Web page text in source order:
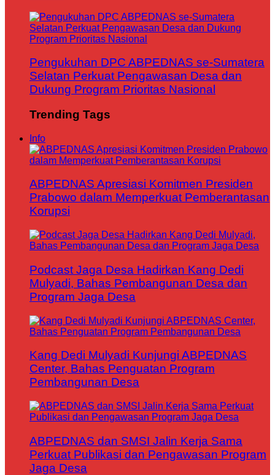
Pengukuhan DPC ABPEDNAS se-Sumatera
Selatan Perkuat Pengawasan Desa dan
Dukung Program Prioritas Nasional
Trending Tags
Info
ABPEDNAS Apresiasi Komitmen Presiden
Prabowo dalam Memperkuat Pemberantasan
Korupsi
Podcast Jaga Desa Hadirkan Kang Dedi
Mulyadi, Bahas Pembangunan Desa dan
Program Jaga Desa
Kang Dedi Mulyadi Kunjungi ABPEDNAS
Center, Bahas Penguatan Program
Pembangunan Desa
ABPEDNAS dan SMSI Jalin Kerja Sama
Perkuat Publikasi dan Pengawasan Program
Jaga Desa